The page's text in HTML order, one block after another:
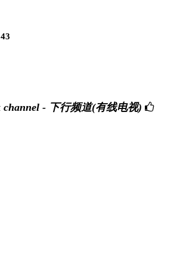
channel - 下行频道(有线电视)